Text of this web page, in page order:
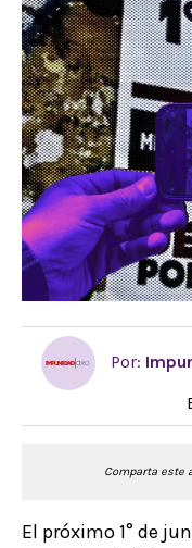
Por:
Comparta este
El próximo 1° de